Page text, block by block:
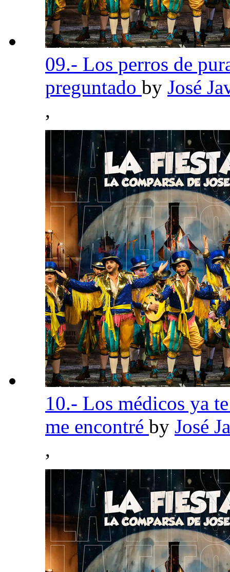
09.- Los perros de
preguntado by José
,
10.- Los médicos ya
me encontré by José
,